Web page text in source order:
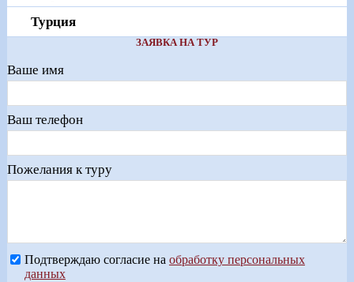
Турция
ЗАЯВКА НА ТУР
Ваше имя
Ваш телефон
Пожелания к туру
Подтверждаю согласие на обработку персональных
данных